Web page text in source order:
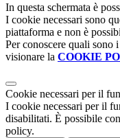
In questa schermata è
I cookie necessari sono
piattaforma e non è
Per conoscere quali sono
visionare la COOKIE
Cookie necessari per il
I cookie necessari per il
disabilitati. È possibile
policy.